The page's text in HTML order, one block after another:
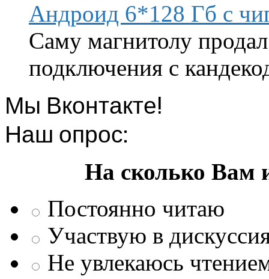
Андроид 6*128 Гб с
Саму магнитолу
подключения с
Мы Вконтакте!
Наш опрос:
На сколько Вам
Постоянно читаю
Участвую в
Не увлекаюсь